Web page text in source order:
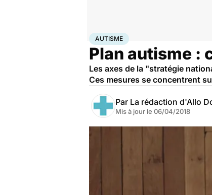
AccueilSanté Autisme
AUTISME
Plan autisme :
Les axes de la "stratégie
Ces mesures se concentrent
Par La rédaction d'Allo
Mis à jour le 06/04/2018